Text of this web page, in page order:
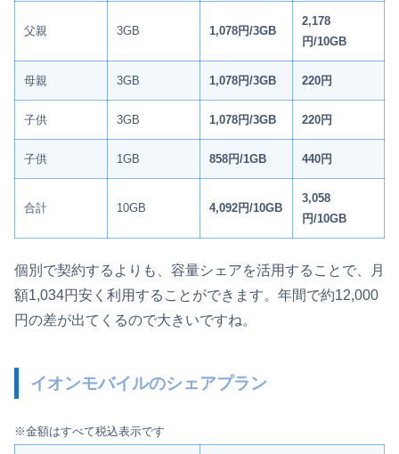
父親 3GB 1,078円/3GB
2,178
円/10GB
母親 3GB 1,078円/3GB 220円
子供 3GB 1,078円/3GB 220円
子供 1GB 858円/1GB 440円
合計 10GB 4,092円/10GB
3,058
円/10GB
個別で契約するよりも、容量シェアを活用することで、月
額1,034円安く利用することができます。年間で約12,000
円の差が出てくるので大きいですね。
イオンモバイルのシェアプラン
※金額はすべて税込表示です